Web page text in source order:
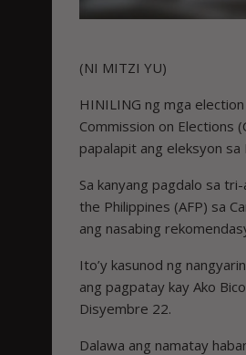
(NI MITZI YU)
HINILING ng mga
Commission on Elections
papalapit ang eleksyon sa
Sa kanyang pagdalo sa
the Philippines (AFP) sa
ang nasabing
Ito’y kasunod ng
ang pagpatay kay Ako
Disyembre 22.
Dalawa ang namatay